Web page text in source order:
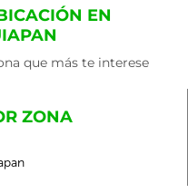
EN
que más te interese
ZONA